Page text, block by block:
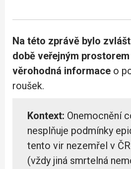
Na této zprávě bylo
době veřejným
věrohodná informace o
roušek.
Kontext: Onemocnění
nesplňuje podmínky
tento vir nezemřel v
(vždy jiná smrtelná